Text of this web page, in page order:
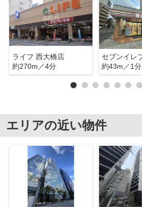
ライフ 西大橋店
約270m／4分
約43m／1分
エリアの近い物件